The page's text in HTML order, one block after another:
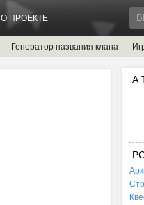
О ПРОЕКТЕ
Генератор названия клана
А